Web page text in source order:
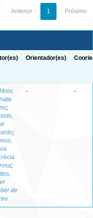
Anterior 1 Próximo
Orientador(es)
;
;
;
de
- -